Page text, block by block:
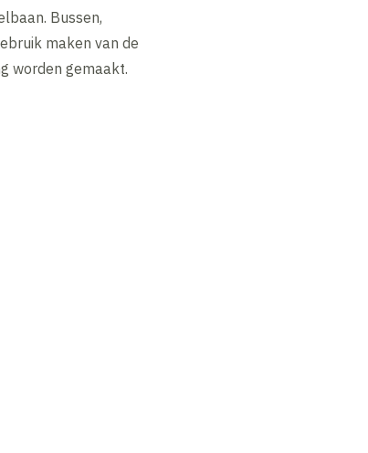
Bussen,
maken van de
worden gemaakt.